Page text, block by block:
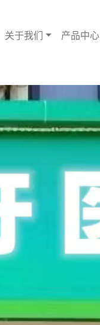
关于我们 产品中心